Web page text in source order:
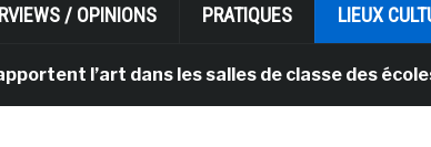
/ OPINIONS PRATIQUES LIEUX
dans les salles de classe des écoles